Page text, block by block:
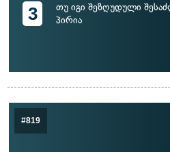
3
თუ იგი შეზღუდული
პირია
#819